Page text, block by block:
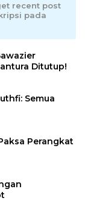
recent post
pada
Ditutup!
Semua
Perangkat